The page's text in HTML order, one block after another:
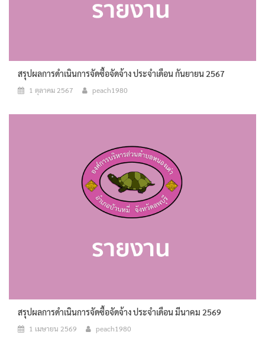
สรุปผลการดำเนินการจัดซื้อจัดจ้าง ประจำเดือน กันยายน 2567
1 ตุลาคม 2567 peach1980
สรุปผลการดำเนินการจัดซื้อจัดจ้าง ประจำเดือน มีนาคม 2569
1 เมษายน 2569 peach1980